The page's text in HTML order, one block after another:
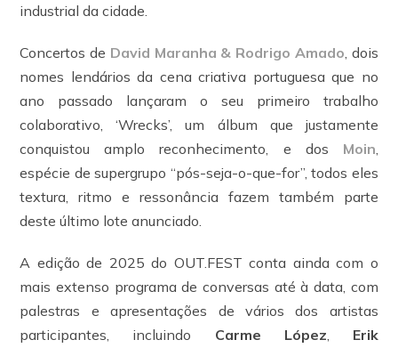
industrial da cidade.
Concertos de David Maranha & Rodrigo Amado , dois
nomes lendários da cena criativa portuguesa que no
ano passado lançaram o seu primeiro trabalho
colaborativo, ‘Wrecks’, um álbum que justamente
conquistou amplo reconhecimento, e dos Moin
espécie de supergrupo “pós-seja-o-que-for”, todos eles
textura, ritmo e ressonância fazem também parte
deste último lote anunciado.
A edição de 2025 do OUT.FEST conta ainda com o
mais extenso programa de conversas até à data, com
palestras e apresentações de vários dos artistas
participantes, incluindo Carme López
Erik